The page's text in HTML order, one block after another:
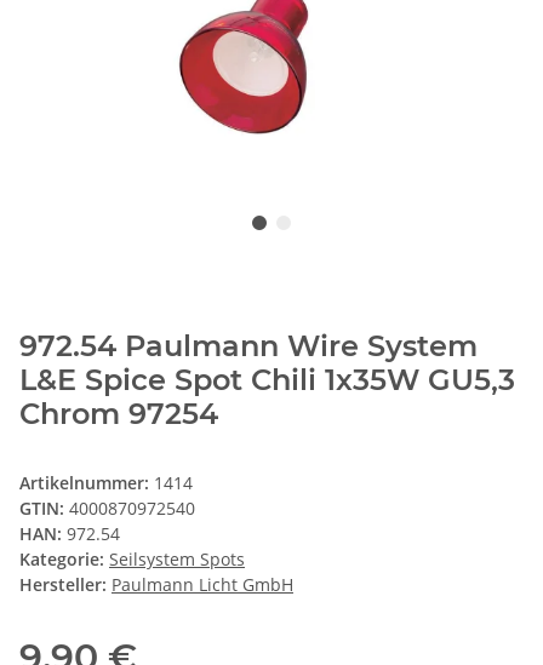
972.54 Paulmann Wire System
L&E Spice Spot Chili 1x35W GU5,3
Chrom 97254
Artikelnummer: 1414
GTIN: 4000870972540
HAN: 972.54
Kategorie: Seilsystem Spots
Hersteller: Paulmann Licht GmbH